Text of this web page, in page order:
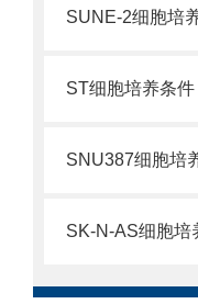
SUNE-2细胞培
ST细胞培养条
SNU387细胞培